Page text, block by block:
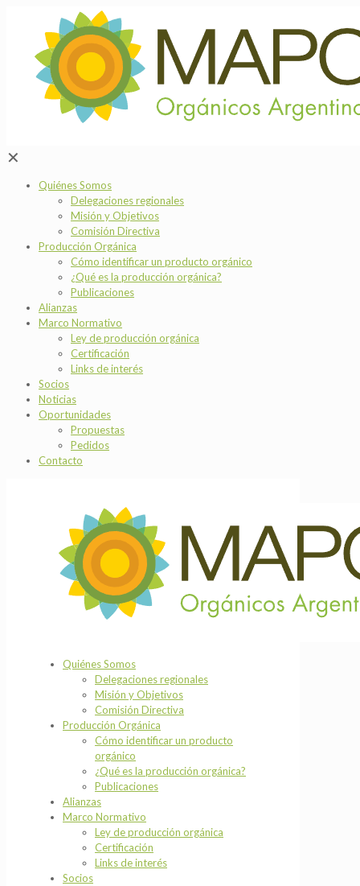
✕
Quiénes Somos
Delegaciones regionales
Misión y Objetivos
Comisión Directiva
Producción Orgánica
Cómo identificar un producto orgánico
¿Qué es la producción orgánica?
Publicaciones
Alianzas
Marco Normativo
Ley de producción orgánica
Certificación
Links de interés
Socios
Noticias
Oportunidades
Propuestas
Pedidos
Contacto
Quiénes Somos
Delegaciones regionales
Misión y Objetivos
Comisión Directiva
Producción Orgánica
Cómo identificar un producto
orgánico
¿Qué es la producción orgánica?
Publicaciones
Alianzas
Marco Normativo
Ley de producción orgánica
Certificación
Links de interés
Socios